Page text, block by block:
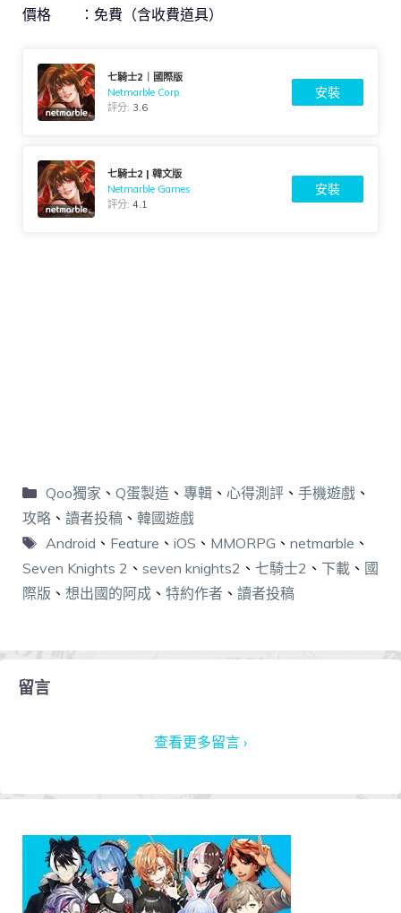
價格 ：免費（含收費道具）
七騎士2｜國際版
Netmarble Corp.
評分: 3.6
安裝
七騎士2 | 韓文版
Netmarble Games
評分:4.1
安裝
Qoo獨家 、 Q蛋製造 、 專輯、 心得測評、 手機遊戲、
攻略 、 讀者投稿 、 韓國遊戲
Android 、 Feature 、 iOS 、 MMORPG 、 netmarble 、
Seven Knights 2 、 seven knights2 、 七騎士2 、 下載 、 國
際版 、 想出國的阿成 、 特約作者 、 讀者投稿
留言
查看更多留言 ›